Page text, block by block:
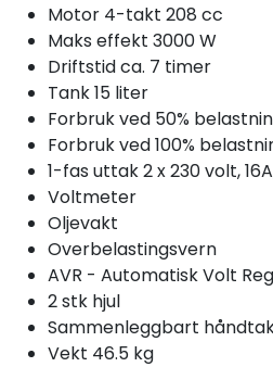
Motor 4-takt 208 cc
Maks effekt 3000 W
Driftstid ca. 7 timer
Tank 15 liter
Forbruk ved 50%
Forbruk ved 100%
1-fas uttak 2 x 230 volt,
Voltmeter
Oljevakt
Overbelastingsvern
AVR - Automatisk Volt
2 stk hjul
Sammenleggbart
Vekt 46.5 kg